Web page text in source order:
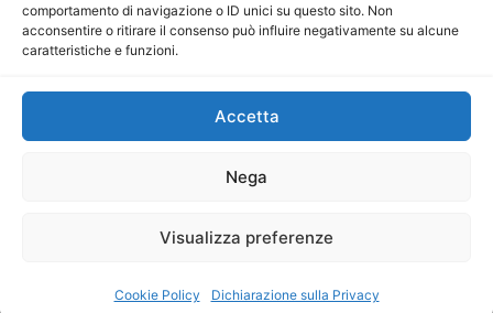
comportamento di navigazione o ID unici su questo sito. Non
acconsentire o ritirare il consenso può influire negativamente su alcune
caratteristiche e funzioni.
Accetta
Nega
Visualizza preferenze
Cookie Policy Dichiarazione sulla Privacy
Direttore Responsabile: Maria Calabrese
P.IVA: 06334930820
Mercurio Comunicazione Società Cooperativa a r.l. è
iscritta al Registro degli Operatori di Comunicazione al
Sito gestito daLa Digitale srl–info@ladigitale.it